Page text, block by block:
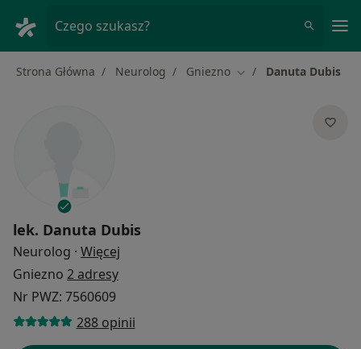
Czego szukasz?
Strona Główna Neurolog Gniezno Zmień miasto
Danuta Dubis
lek. Danuta Dubis
Neurolog · Więcej
Gniezno 2 adresy
Nr PWZ: 7560609
288 opinii